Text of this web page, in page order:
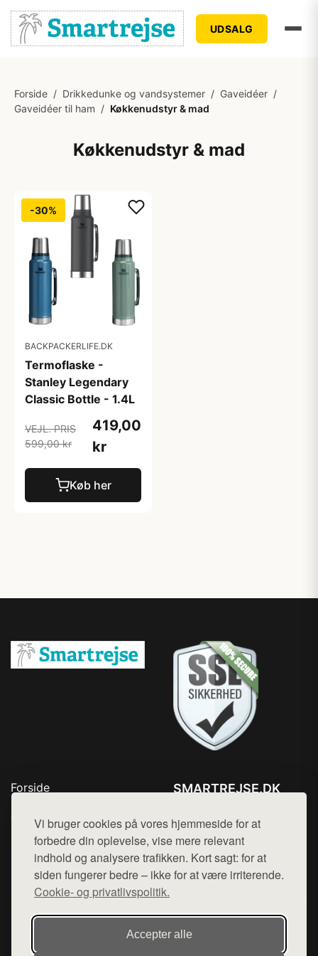
Vi bruger cookies på vores hjemmeside for at
forbedre din oplevelse, vise mere relevant
indhold og analysere trafikken. Kort sagt: for at
siden fungerer bedre – ikke for at være irriterende.
Cookie- og privatlivspolitik.
Accepter alle
UDSALG
Forside / Drikkedunke og vandsystemer / Gaveidéer /
Gaveidéer til ham / Køkkenudstyr & mad
Køkkenudstyr & mad
-30%
BACKPACKERLIFE.DK
Termoflaske -
Stanley Legendary
Classic Bottle - 1.4L
VEJL. PRIS
599,00 kr
419,00
kr
Køb her
Forside
Top Rabatter
Kontakt
SMARTREJSE.DK
Mail: hej@want.dk
Cookie- og privatlivspolitik
Denne side er en del af want.dk, der udgiver en række
hjemmesider med præsentation af forskellige produkter fra